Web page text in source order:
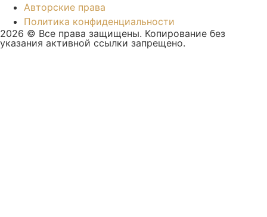
Авторские права
Политика конфиденциальности
2026 © Все права защищены. Копирование без
указания активной ссылки запрещено.